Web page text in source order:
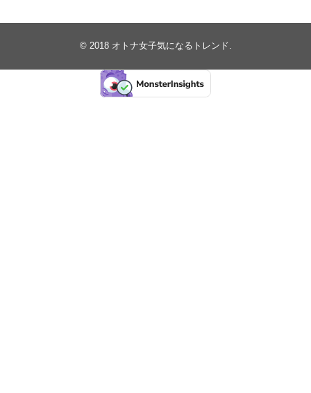
© 2018 オトナ女子気になるトレンド